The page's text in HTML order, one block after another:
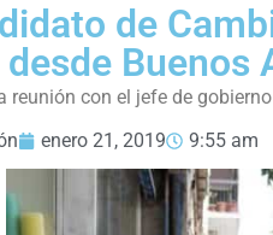
de
Buenos
reunión con el jefe de
enero 21, 2019 9:55 am